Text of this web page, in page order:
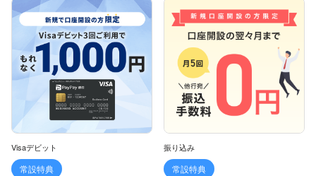
Visaデビット
常設特典
振り込み
常設特典